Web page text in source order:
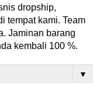
dropship,
tempat kami. Team
Jaminan barang
kembali 100 %.
▼